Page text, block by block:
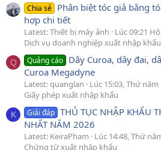
Chia sẻ Phân biệt tóc giả bằng
hợp chi tiết
Latest: Thiết bị máy ảnh
Lúc 09:21
Dịch vụ doanh nghiệp xuất nhập
Q Quảng cáo Dây Curoa, dây đai,
Curoa Megadyne
Latest: quanglan
Lúc 15:03, Thứ năm
Giấy phép xuất nhập khẩu
K Giải đáp THỦ TỤC NHẬP KHẨU
NHẤT NĂM 2026
Latest: KeiraPham
Lúc 14:48, Thứ
Chứng từ xuất nhập khẩu